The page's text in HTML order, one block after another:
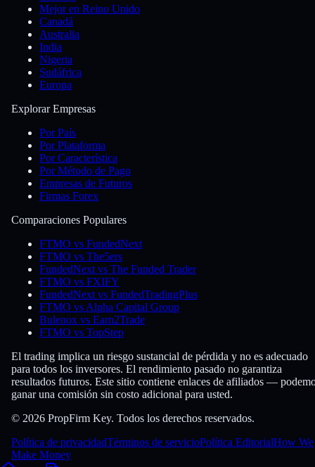
Mejor en Reino Unido
Canadá
Australia
India
Nigeria
Sudáfrica
Europa
Explorar Empresas
Por País
Por Plataforma
Por Característica
Por Método de Pago
Empresas de Futuros
Firmas Forex
Comparaciones Populares
FTMO vs FundedNext
FTMO vs The5ers
FundedNext vs The Funded Trader
FTMO vs FXIFY
FundedNext vs FundedTradingPlus
FTMO vs Alpha Capital Group
Bulenox vs Earn2Trade
FTMO vs TopStep
El trading implica un riesgo sustancial de pérdida y no es adecuado
para todos los inversores. El rendimiento pasado no garantiza
resultados futuros. Este sitio contiene enlaces de afiliados —
ganar una comisión sin costo adicional para usted.
© 2026 PropFirm Key. Todos los derechos reservados.
Política de privacidadTérminos de servicioPolítica EditorialHow We
Make Money